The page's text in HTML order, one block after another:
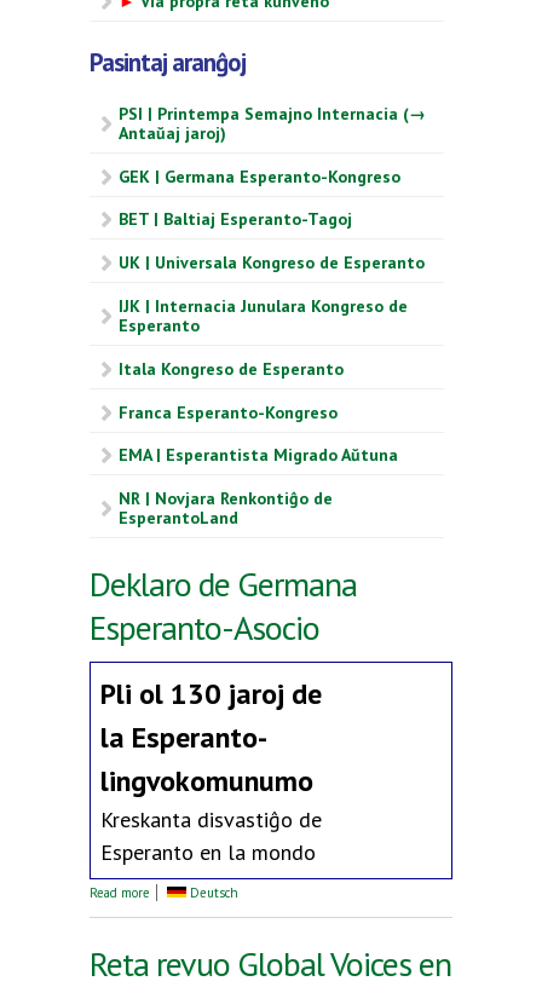
Pasintaj aranĝoj
PSI | Printempa Semajno Internacia (→
Antaŭaj jaroj)
GEK | Germana Esperanto-Kongreso
BET | Baltiaj Esperanto-Tagoj
UK | Universala Kongreso de Esperanto
IJK | Internacia Junulara Kongreso de
Esperanto
Itala Kongreso de Esperanto
Franca Esperanto-Kongreso
EMA | Esperantista Migrado Aŭtuna
NR | Novjara Renkontiĝo de
EsperantoLand
Deklaro de Germana
Esperanto-Asocio
Pli ol 130 jaroj de
la Esperanto-
lingvokomunumo
Kreskanta disvastiĝo de
Esperanto en la mondo
Read more about Deklaro de Germana Esperanto-Asocio
Deutsch
Reta revuo Global Voices en